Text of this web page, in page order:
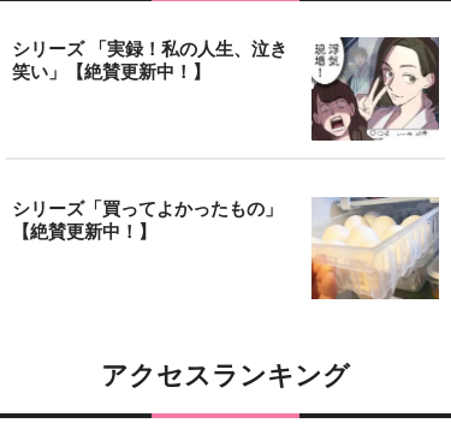
シリーズ 「実録！私の人生、泣き
笑い」【絶賛更新中！】
シリーズ「買ってよかったもの」
【絶賛更新中！】
アクセスランキング